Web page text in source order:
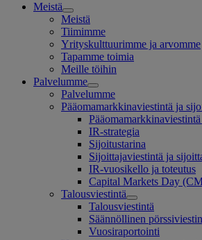
Meistä
Meistä
Tiimimme
Yrityskulttuurimme ja arvomme
Tapamme toimia
Meille töihin
Palvelumme
Palvelumme
Pääomamarkkinaviestintä ja
IR-strategia
Sijoitustarina
Sijoittajaviestintä ja
IR-vuosikello ja toteutus
Capital Markets Day
Talousviestintä
Talousviestintä
Säännöllinen
Vuosiraportointi